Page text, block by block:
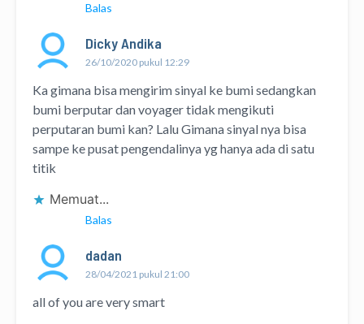
Balas
Dicky Andika
26/10/2020 pukul 12:29
Ka gimana bisa mengirim sinyal ke bumi sedangkan
bumi berputar dan voyager tidak mengikuti
perputaran bumi kan? Lalu Gimana sinyal nya bisa
sampe ke pusat pengendalinya yg hanya ada di satu
titik
Memuat...
Balas
dadan
28/04/2021 pukul 21:00
all of you are very smart